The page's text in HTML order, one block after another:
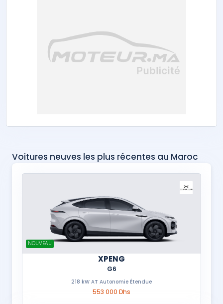
Voitures neuves les plus récentes au Maroc
NOUVEAU
XPENG
G6
218 kW AT Autonomie Étendue
553 000 Dhs